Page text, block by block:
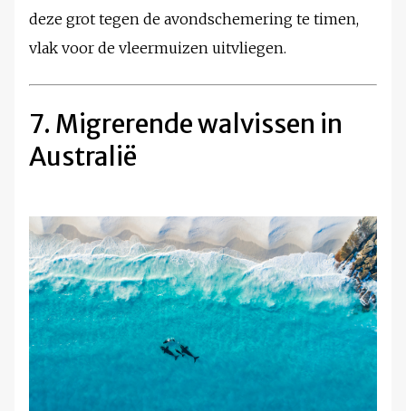
deze grot tegen de avondschemering te timen,
vlak voor de vleermuizen uitvliegen.
7. Migrerende walvissen in
Australië